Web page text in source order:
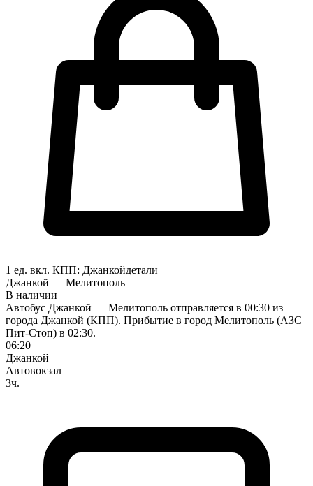
1 ед. вкл. КПП: Джанкойдетали
Джанкой — Мелитополь
В наличии
Автобус Джанкой — Мелитополь отправляется в 00:30 из
города Джанкой (КПП). Прибытие в город Мелитополь (АЗС
Пит-Стоп) в 02:30.
06:20
Джанкой
Автовокзал
3ч.